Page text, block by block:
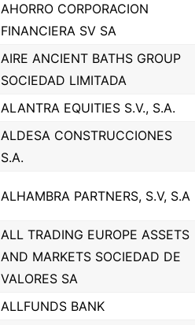
AHORRO CORPORACION
FINANCIERA SV SA
AIRE ANCIENT BATHS GROUP
SOCIEDAD LIMITADA
ALANTRA EQUITIES S.V., S.A.
ALDESA CONSTRUCCIONES
S.A.
ALHAMBRA PARTNERS, S.V, S.A
ALL TRADING EUROPE ASSETS
AND MARKETS SOCIEDAD DE
VALORES SA
ALLFUNDS BANK